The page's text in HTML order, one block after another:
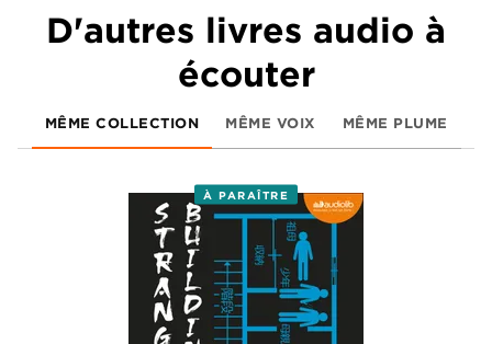
D'autres livres audio à
écouter
MÊME COLLECTION MÊME VOIX MÊME PLUME
À PARAÎTRE